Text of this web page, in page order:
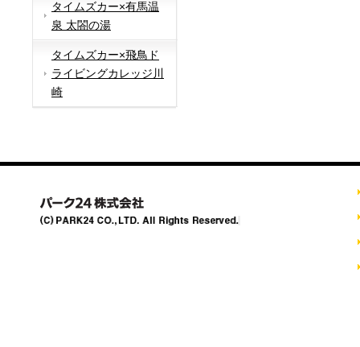
タイムズカー×有馬温
泉 太閤の湯
タイムズカー×飛鳥ド
ライビングカレッジ川
崎